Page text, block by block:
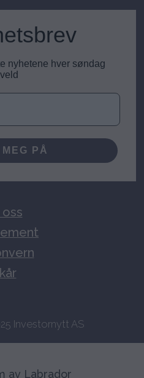
nyhetene hver søndag
PÅ
oss
Investornytt AS
av Labrador